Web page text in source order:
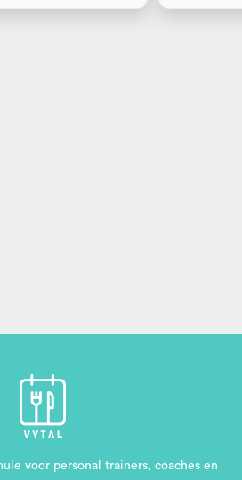
voor personal trainers, coaches en